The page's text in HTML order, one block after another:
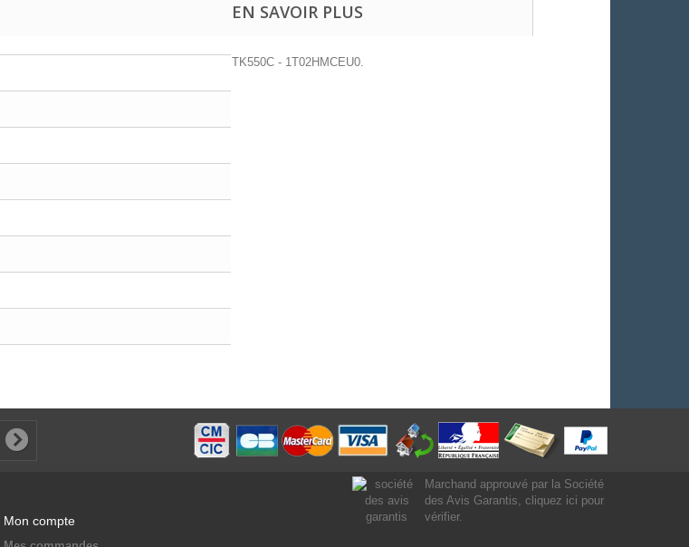
EN SAVOIR PLUS
TK550C - 1T02HMCEU0.
Mon compte
Marchand approuvé par la Société
des Avis Garantis, cliquez ici pour
vérifier.